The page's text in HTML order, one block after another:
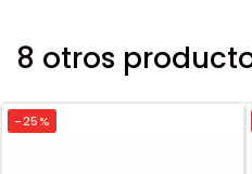
8 otros
-25%